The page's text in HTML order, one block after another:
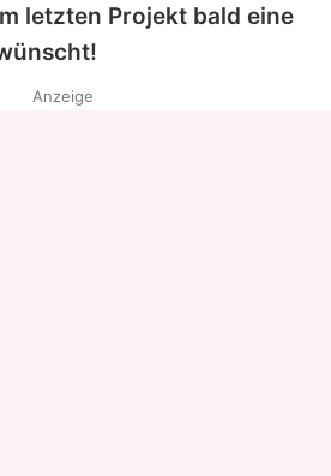
letzten Projekt bald eine
Anzeige